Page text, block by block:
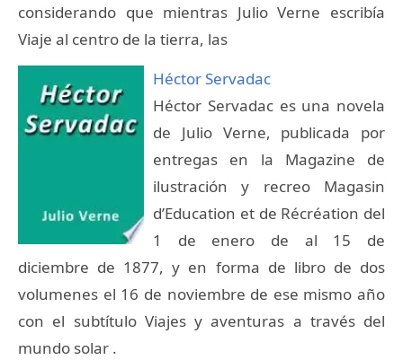
considerando que mientras Julio Verne escribía
Viaje al centro de la tierra, las
Héctor Servadac
Héctor Servadac es una novela
de Julio Verne, publicada por
entregas en la Magazine de
ilustración y recreo Magasin
d’Education et de Récréation del
1 de enero de al 15 de
diciembre de 1877, y en forma de libro de dos
volumenes el 16 de noviembre de ese mismo año
con el subtítulo Viajes y aventuras a través del
mundo solar .